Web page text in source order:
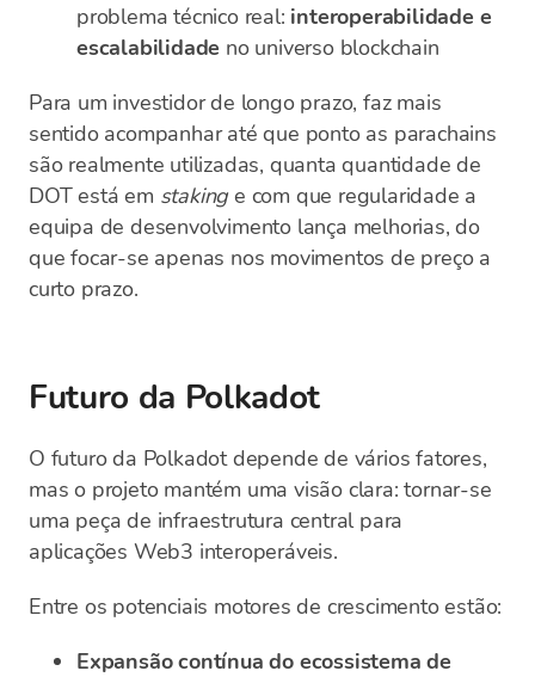
problema técnico real: interoperabilidade e
escalabilidade no universo blockchain
Para um investidor de longo prazo, faz mais
sentido acompanhar até que ponto as parachains
são realmente utilizadas, quanta quantidade de
DOT está em stakinge com que regularidade a
equipa de desenvolvimento lança melhorias, do
que focar-se apenas nos movimentos de preço a
curto prazo.
Futuro da Polkadot
O futuro da Polkadot depende de vários fatores,
mas o projeto mantém uma visão clara: tornar-se
uma peça de infraestrutura central para
aplicações Web3 interoperáveis.
Entre os potenciais motores de crescimento estão:
Expansão contínua do ecossistema de